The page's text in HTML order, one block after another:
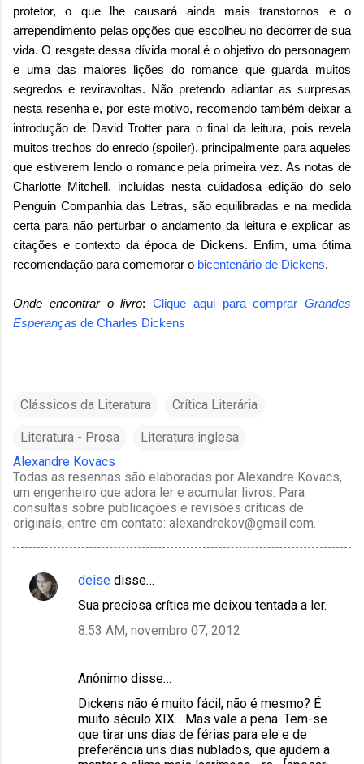
protetor, o que lhe causará ainda mais transtornos e o
arrependimento pelas opções que escolheu no decorrer de sua
vida. O resgate dessa dívida moral é o objetivo do personagem
e uma das maiores lições do romance que guarda muitos
segredos e reviravoltas. Não pretendo adiantar as surpresas
nesta resenha e, por este motivo, recomendo também deixar a
introdução de David Trotter para o final da leitura, pois revela
muitos trechos do enredo (spoiler), principalmente para aqueles
que estiverem lendo o romance pela primeira vez. As notas de
Charlotte Mitchell, incluídas nesta cuidadosa edição do selo
Penguin Companhia das Letras, são equilibradas e na medida
certa para não perturbar o andamento da leitura e explicar as
citações e contexto da época de Dickens. Enfim, uma ótima
recomendação para comemorar o bicentenário de Dickens.
Onde encontrar o livro: Clique aqui para comprar Grandes
Esperanças de Charles Dickens
Clássicos da Literatura Crítica Literária
Literatura - Prosa
Literatura inglesa
Alexandre Kovacs
Todas as resenhas são elaboradas por Alexandre Kovacs,
um engenheiro que adora ler e acumular livros. Para
consultas sobre publicações e revisões críticas de
originais, entre em contato: alexandrekov@gmail.com.
C
deise disse…
Sua preciosa crítica me deixou tentada a ler.
8:53 AM, novembro 07, 2012
Anônimo disse…
Dickens não é muito fácil, não é mesmo? É
muito século XIX... Mas vale a pena. Tem-se
que tirar uns dias de férias para ele e de
preferência uns dias nublados, que ajudem a